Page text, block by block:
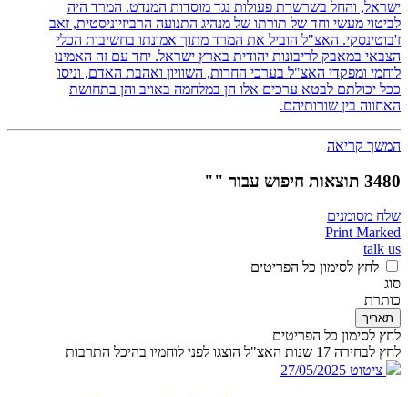
ישראל, והחל בשרשרת פעולות נגד מוסדות המנדט. המרד היה
לביטוי מעשי וחד של תורתו של מנהיג התנועה הרביזיוניסטית, זאב
ז'בוטינסקי. האצ"ל הוביל את המרד מתוך אמונתו בחשיבות הכלי
הצבאי במאבק לריבונות יהודית בארץ ישראל. יחד עם זה האמינו
לוחמי ומפקדי האצ"ל בערכי החרות, השוויון ואהבת האדם, וניסו
ככל יכולתם לבטא ערכים אלו הן במלחמה באויב והן בתחושת
האחווה בין שורותיהם.
המשך קריאה
3480 תוצאות חיפוש עבור ""
שלח מסומנים
Print Marked
talk us
לחץ לסימון כל הפריטים
סוג
כותרת
תאריך
לחץ לסימון כל הפריטים
לחץ לבחירה 17 שנות האצ"ל הוצגו לפני לוחמיו בהיכל התרבות
ציטוט 27/05/2025